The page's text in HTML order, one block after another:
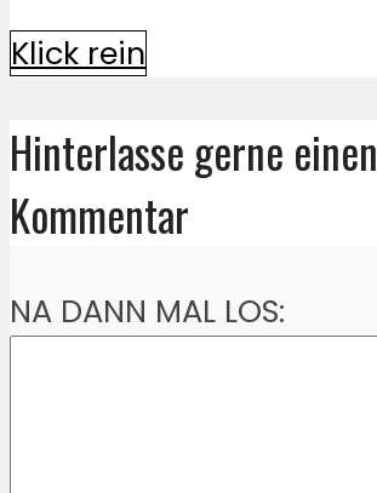
Klick rein
Hinterlasse gerne einen
Kommentar
NA DANN MAL LOS: